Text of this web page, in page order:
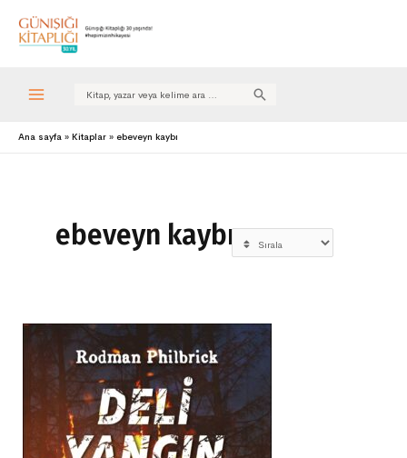
Search
Ana sayfa Kitaplar ebeveyn kaybı
ebeveyn kaybı